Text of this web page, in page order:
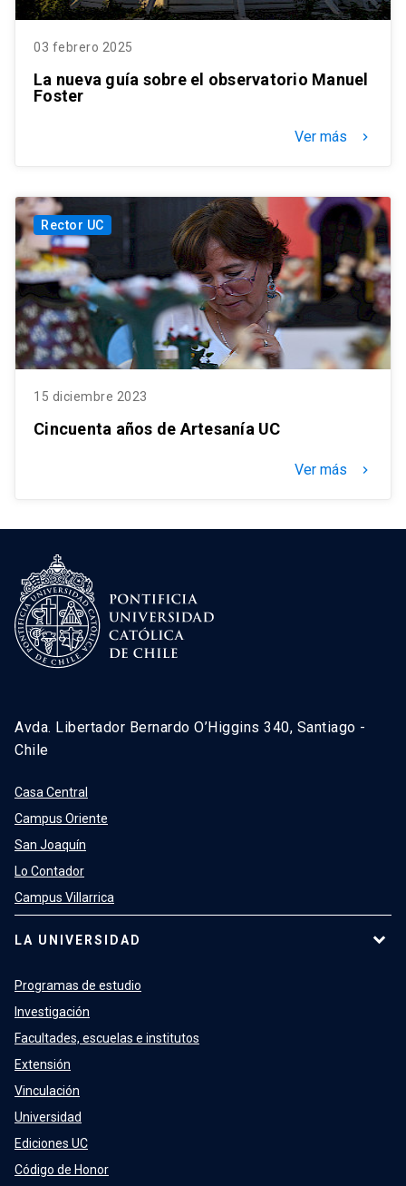
03 febrero 2025
La nueva guía sobre el observatorio Manuel
Foster
Ver más keyboard_arrow_right
Rector UC
15 diciembre 2023
Cincuenta años de Artesanía UC
Ver más keyboard_arrow_right
Avda. Libertador Bernardo O’Higgins 340, Santiago -
Chile
Casa Central
Campus Oriente
San Joaquín
Lo Contador
Campus Villarrica
LA UNIVERSIDAD
Programas de estudio
Investigación
Facultades, escuelas e institutos
Extensión
Vinculación
Universidad
Ediciones UC
Código de Honor